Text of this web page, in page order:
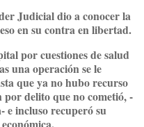
Judicial dio a conocer la
en su contra en libertad.
por cuestiones de salud
una operación se le
que ya no hubo recurso
delito que no cometió, -
e incluso recuperó su